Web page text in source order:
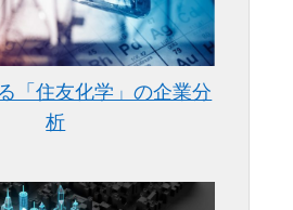
「住友化学」の企業分
析